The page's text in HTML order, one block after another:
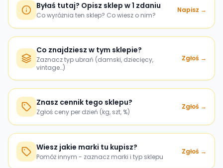
Byłaś tutaj? Opisz sklep w 1 zdaniu
Co wyróżnia ten sklep? Co wiesz o nim?
Napisz →
Co znajdziesz w tym sklepie?
Zaznacz typ ubrań (damski, dziecięcy,
vintage…)
Zgłoś →
Znasz cennik tego sklepu?
Zgłoś ceny per dzień (kg, szt, %)
Zgłoś →
Wiesz jakie marki tu kupisz?
Pomóż innym - zaznacz marki i typ sklepu
Zgłoś →